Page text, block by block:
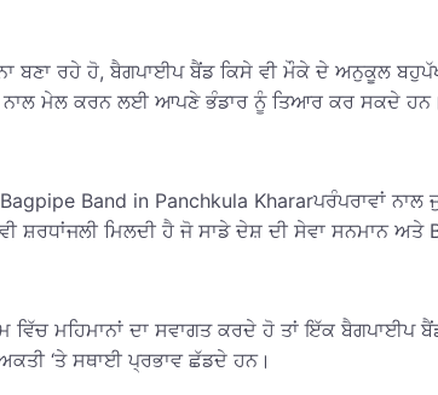
ਬਣਾ ਰਹੇ ਹੋ, ਬੈਗਪਾਈਪ ਬੈਂਡ ਕਿਸੇ ਵੀ ਮੌਕੇ ਦੇ ਅਨੁਕੂਲ
ਨਾਲ ਮੇਲ ਕਰਨ ਲਈ ਆਪਣੇ ਭੰਡਾਰ ਨੂੰ ਤਿਆਰ ਕਰ ਸਕਦੇ ਹਨ।
Band in Panchkula Khararਪਰੰਪਰਾਵਾਂ
ਸ਼ਰਧਾਂਜਲੀ ਮਿਲਦੀ ਹੈ ਜੋ ਸਾਡੇ ਦੇਸ਼ ਦੀ ਸੇਵਾ ਸਨਮਾਨ ਅਤੇ
ਵਿੱਚ ਮਹਿਮਾਨਾਂ ਦਾ ਸਵਾਗਤ ਕਰਦੇ ਹੋ ਤਾਂ ਇੱਕ
‘ਤੇ ਸਥਾਈ ਪ੍ਰਭਾਵ ਛੱਡਦੇ ਹਨ।